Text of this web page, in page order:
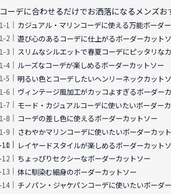
コーデに合わせるだけでお洒落になるメンズ
カジュアル・マリンコーデに使える万能ボーダ
遊び心のあるコーデに仕上がるボーダーカット
スリムなシルエットで春夏コーデにピッタリな
ルーズなコーデが楽しめるボーダーカットソー
明るい色とコーデしたいヘンリーネックカット
ヴィンテージ風加工がカッコよすぎるボーダー
モード・カジュアルコーデに使いたいボーダー
コーデの差し色に使えるボーダーカットソー
さわやかマリンコーデに使いたいボーダーカッ
レイヤードスタイルが楽しめるボーダーカット
ちょっぴりセクシーなボーダーカットソー
体に馴染む細身のボーダーカットソー
チノパン・ジャケパンコーデに使いたいボーダ